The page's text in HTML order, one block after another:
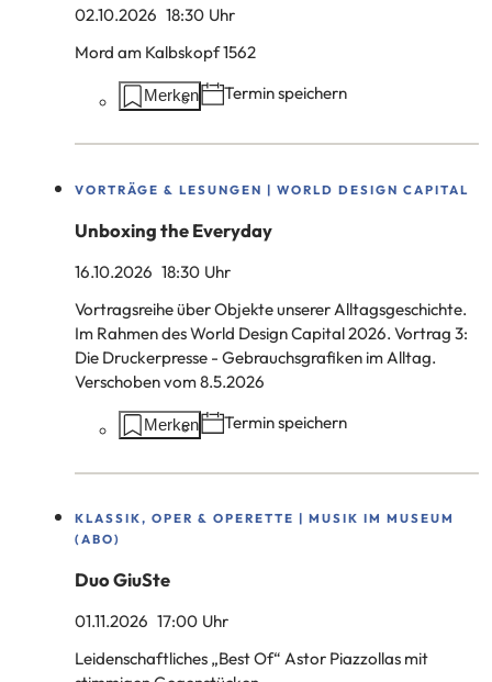
02.10.2026 18:30 Uhr
Mord am Kalbskopf 1562
Aktionen
dieser
Merken Termin speichern
VORTRÄGE & LESUNGEN | WORLD DESIGN CAPITAL
Unboxing the Everyday
16.10.2026 18:30 Uhr
Vortragsreihe über Objekte unserer Alltagsgeschichte.
Im Rahmen des World Design Capital 2026. Vortrag 3:
Die Druckerpresse - Gebrauchsgrafiken im Alltag.
Verschoben vom 8.5.2026
Aktionen
dieser
Merken Termin speichern
KLASSIK, OPER & OPERETTE | MUSIK IM MUSEUM
(ABO)
Duo GiuSte
01.11.2026 17:00 Uhr
Leidenschaftliches „Best Of“ Astor Piazzollas mit